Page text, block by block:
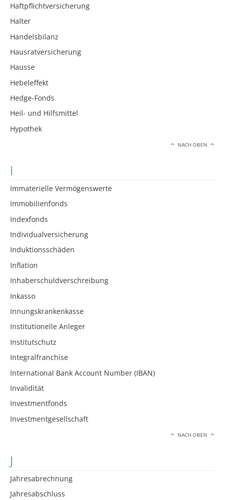
Haftpflichtversicherung
Halter
Handelsbilanz
Hausratversicherung
Hausse
Hebeleffekt
Hedge-Fonds
Heil- und Hilfsmittel
Hypothek
NACH OBEN
I
Immaterielle Vermögenswerte
Immobilienfonds
Indexfonds
Individualversicherung
Induktionsschäden
Inflation
Inhaberschuldverschreibung
Inkasso
Innungskrankenkasse
Institutionelle Anleger
Institutschutz
Integralfranchise
International Bank Account Number (IBAN)
Invalidität
Investmentfonds
Investmentgesellschaft
NACH OBEN
J
Jahresabrechnung
Jahresabschluss